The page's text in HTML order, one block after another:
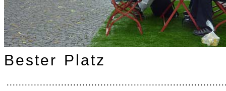
Bester Platz